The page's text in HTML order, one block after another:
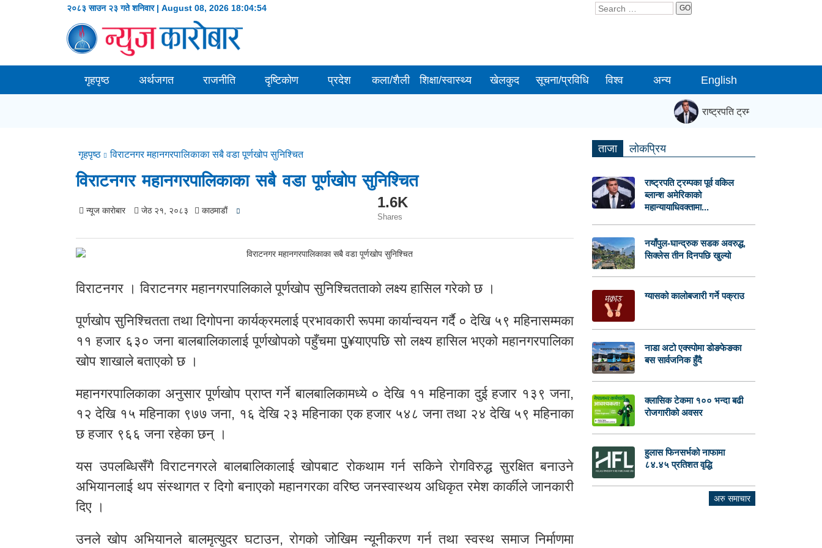
२०८३ साउन २३ गते शनिवार | August 08, 2026 18:04:55 GO
गृहपृष्ठ अर्थजगत राजनीति दृष्टिकोण प्रदेश कला/शैली शिक्षा/स्वास्थ्य खेलकुद सूचना/प्रविधि विश्व अन्य English
राष्ट्रपति ट्रम्पका पूर्व वकिल
गृहपृष्ठ विराटनगर महानगरपालिकाका सबै वडा पूर्णखोप सुनिश्चित
विराटनगर महानगरपालिकाका सबै वडा पूर्णखोप सुनिश्चित
न्यूज काराेबार जेठ २१, २०८३ काठमाडाैं 1.6K
Shares
विराटनगर । विराटनगर महानगरपालिकाले पूर्णखोप सुनिश्चितताको लक्ष्य हासिल गरेको छ ।
पूर्णखोप सुनिश्चितता तथा दिगोपना कार्यक्रमलाई प्रभावकारी रूपमा कार्यान्वयन गर्दै ० देखि ५९ महिनासम्मका
११ हजार ६३० जना बालबालिकालाई पूर्णखोपको पहुँचमा पुु¥याएपछि सो लक्ष्य हासिल भएको महानगरपालिका
खोप शाखाले बताएको छ ।
महानगरपालिकाका अनुसार पूर्णखोप प्राप्त गर्ने बालबालिकामध्ये ० देखि ११ महिनाका दुई हजार १३९ जना,
१२ देखि १५ महिनाका ९७७ जना, १६ देखि २३ महिनाका एक हजार ५४८ जना तथा २४ देखि ५९ महिनाका
छ हजार ९६६ जना रहेका छन् ।
यस उपलब्धिसँगै विराटनगरले बालबालिकालाई खोपबाट रोकथाम गर्न सकिने रोगविरुद्ध सुरक्षित बनाउने
अभियानलाई थप संस्थागत र दिगो बनाएको महानगरका वरिष्ठ जनस्वास्थय अधिकृत रमेश कार्कीले जानकारी
दिए ।
उनले खोप अभियानले बालमृत्युदर घटाउन, रोगको जोखिम न्यूनीकरण गर्न तथा स्वस्थ समाज निर्माणमा
ताजा लाेकप्रिय
राष्ट्रपति ट्रम्पका पूर्व वकिल
ब्लान्श अमेरिकाको
महान्यायाधिवक्तामा...
नयाँपुल-घान्द्रुक सडक अवरुद्ध,
सिक्लेस तीन दिनपछि खुल्यो
ग्यासको कालोबजारी गर्ने पक्राउ
नाडा अटो एक्स्पोमा डोङफेङका
बस सार्वजनिक हुँदै
क्लासिक टेकमा १०० भन्दा बढी
रोजगारीको अवसर
हुलास फिनसर्भको नाफामा
८४.४५ प्रतिशत वृद्धि
अरु समाचार